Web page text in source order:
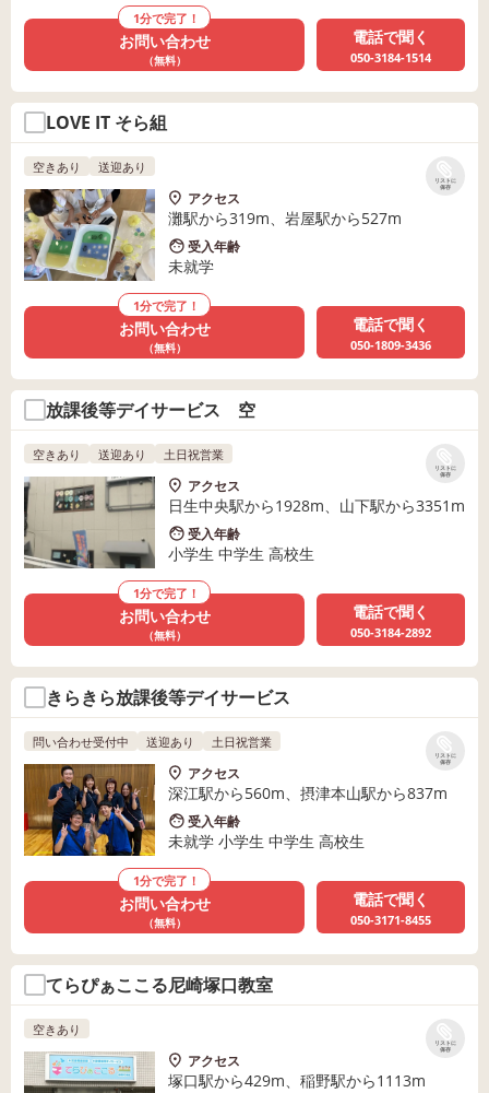
1分で完了！
お問い合わせ
（無料）
電話で聞く
050-3184-1514
LOVE IT そら組
リストに
保存
空きあり 送迎あり
アクセス
灘駅から319m、岩屋駅から527m
受入年齢
未就学
1分で完了！
お問い合わせ
（無料）
電話で聞く
050-1809-3436
放課後等デイサービス 空
リストに
保存
空きあり 送迎あり 土日祝営業
アクセス
日生中央駅から1928m、山下駅から3351m
受入年齢
小学生 中学生 高校生
1分で完了！
お問い合わせ
（無料）
電話で聞く
050-3184-2892
きらきら放課後等デイサービス
リストに
保存
問い合わせ受付中 送迎あり 土日祝営業
アクセス
深江駅から560m、摂津本山駅から837m
受入年齢
未就学 小学生 中学生 高校生
1分で完了！
お問い合わせ
（無料）
電話で聞く
050-3171-8455
てらぴぁここる尼崎塚口教室
リストに
保存
空きあり
アクセス
塚口駅から429m、稲野駅から1113m